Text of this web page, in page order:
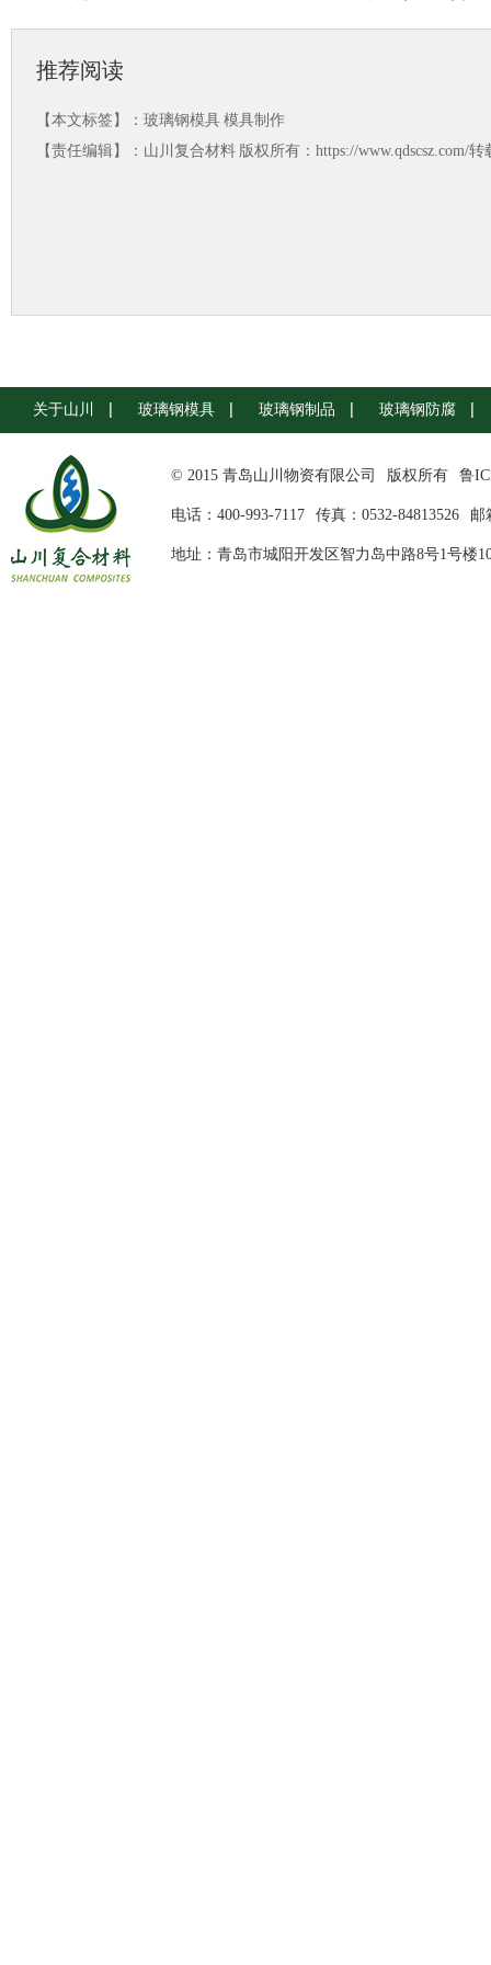
推荐阅读
【本文标签】： 玻璃钢模具 模具制作
【责任编辑】： 山川复合材料 版权所有：https://www.qdscsz.com/
关于山川 玻璃钢模具 玻璃钢制品 玻璃钢防腐
© 2015 青岛山川物资有限公司 版权所有 鲁
电话：400-993-7117 传真：0532-84813526 邮
地址：青岛市城阳开发区智力岛中路8号1号楼